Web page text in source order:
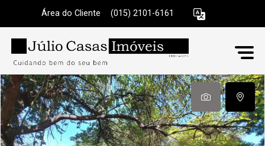
Área do Cliente (015) 2101-6161